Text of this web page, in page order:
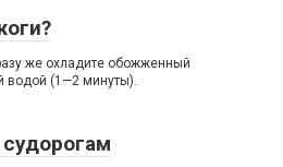
же охладите обожженный
водой (1—2 минуты).